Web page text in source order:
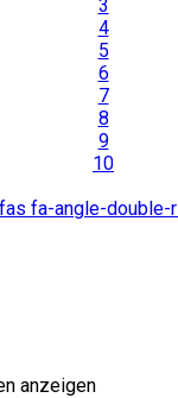
3
4
5
6
7
8
9
10
fas fa-angle-double-
anzeigen